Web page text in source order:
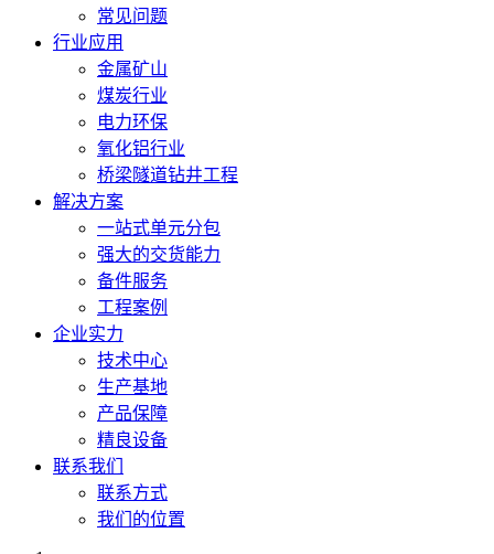
常见问题
行业应用
金属矿山
煤炭行业
电力环保
氧化铝行业
桥梁隧道钻井工程
解决方案
一站式单元分包
强大的交货能力
备件服务
工程案例
企业实力
技术中心
生产基地
产品保障
精良设备
联系我们
联系方式
我们的位置